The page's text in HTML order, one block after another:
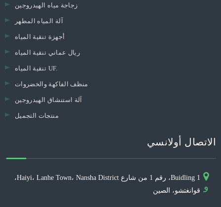
زجاجة مياه الهيدروجين
آلة المياه المطهر
أجهزة تنقية المياه
ريال عماني تنقية المياه
تنقية المياه UF.
منظف ​​الفاكهة والخضروات
آلة استنشاق الهيدروجين
منتجات التجميل
الاتصال أولانسي
و
Buidling 1، رقم 1 من شارع Haiyi، Lanhe Town، Nansha District،
قوانغتشو، الصين